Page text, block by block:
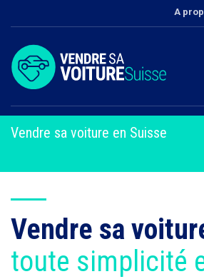
A
Vendre sa voiture en Suisse
Vendre sa
toute simplicité